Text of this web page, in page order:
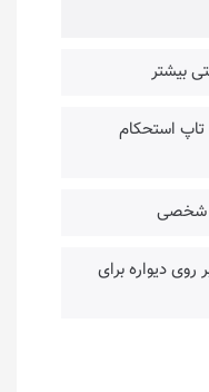
بیشتر
استحکام
شخصی
دیواره برای